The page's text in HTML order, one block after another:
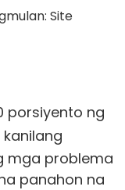
Site
porsiyento ng
mga problema
panahon na